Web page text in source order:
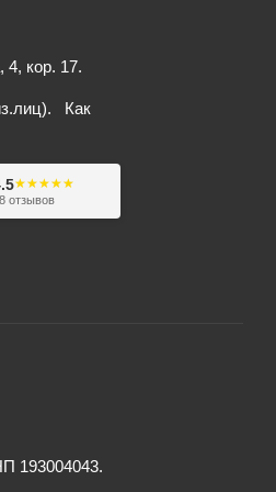
4, кор. 17.
Как
★★★★★
★★★★★
отзывов
193004043.